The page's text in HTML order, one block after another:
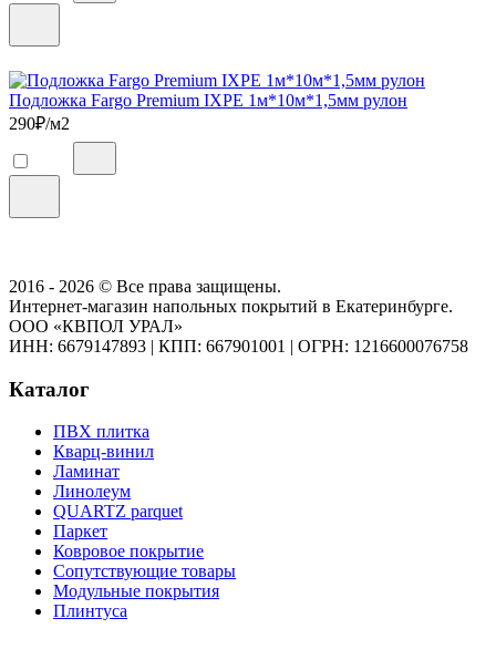
Подложка Fargo Premium IXPE 1м*10м*1,5мм рулон
290₽/м2
2016 - 2026 © Все права защищены.
Интернет-магазин напольных покрытий в Екатеринбурге.
ООО «КВПОЛ УРАЛ»
ИНН: 6679147893 | КПП: 667901001 | ОГРН: 1216600076758
Каталог
ПВХ плитка
Кварц-винил
Ламинат
Линолеум
QUARTZ parquet
Паркет
Ковровое покрытие
Сопутствующие товары
Модульные покрытия
Плинтуса